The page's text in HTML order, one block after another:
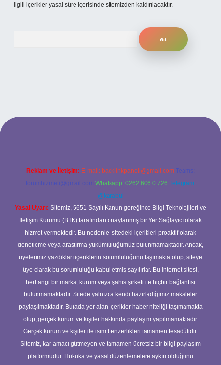
ilgili içerikler yasal süre içerisinde sitemizden kaldırılacaktır.
Reklam ve İletişim: E-mail: backlinkpaneli@gmail.com Teams:
forumhizmeti@gmail.com Whatsapp: 0262 606 0 726 Telegram:
@karabul
Yasal Uyarı: Sitemiz, 5651 Sayılı Kanun gereğince Bilgi Teknolojileri ve
İletişim Kurumu (BTK) tarafından onaylanmış bir Yer Sağlayıcı olarak
hizmet vermektedir. Bu nedenle, sitedeki içerikleri proaktif olarak
denetleme veya araştırma yükümlülüğümüz bulunmamaktadır. Ancak,
üyelerimiz yazdıkları içeriklerin sorumluluğunu taşımakta olup, siteye
üye olarak bu sorumluluğu kabul etmiş sayılırlar. Bu internet sitesi,
herhangi bir marka, kurum veya şahıs şirketi ile hiçbir bağlantısı
bulunmamaktadır. Sitede yalnızca kendi hazırladığımız makaleler
paylaşılmaktadır. Burada yer alan içerikler haber niteliği taşımamakta
olup, gerçek kurum ve kişiler hakkında paylaşım yapılmamaktadır.
Gerçek kurum ve kişiler ile isim benzerlikleri tamamen tesadüfidir.
Sitemiz, kar amacı gütmeyen ve tamamen ücretsiz bir bilgi paylaşım
platformudur. Hukuka ve yasal düzenlemelere aykırı olduğunu